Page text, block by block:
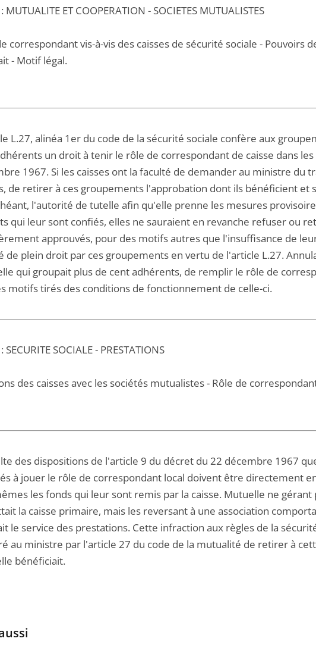
MUTUALITE ET COOPERATION - SOCIETES MUTUALISTES
correspondant vis-à-vis des caisses de sécurité sociale - Pouvoirs
- Motif légal.
L.27, alinéa 1er du code de la sécurité sociale confère aux
un droit à tenir le rôle de correspondant de caisse dans
1967. Si les caisses ont la faculté de demander au ministre du
de retirer à ces groupements l'approbation dont ils bénéficient et
l'autorité de tutelle afin qu'elle prenne les mesures
qui leur sont confiés, elles ne sauraient en revanche refuser ou
approuvés, pour des motifs autres que l'insuffisance de
de plein droit par ces groupements en vertu de l'article L.27.
qui groupait plus de cent adhérents, de remplir le rôle de
motifs tirés des conditions de fonctionnement de celle-ci.
SECURITE SOCIALE - PRESTATIONS
des caisses avec les sociétés mutualistes - Rôle de
des dispositions de l'article 9 du décret du 22 décembre 1967
à jouer le rôle de correspondant local doivent être directement
les fonds qui leur sont remis par la caisse. Mutuelle ne
la caisse primaire, mais les reversant à une association
le service des prestations. Cette infraction aux règles de la
au ministre par l'article 27 du code de la mutualité de retirer à
bénéficiait.